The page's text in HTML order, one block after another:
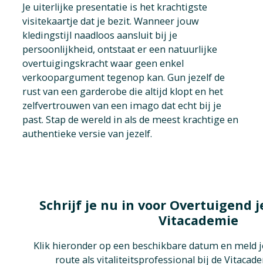
Je uiterlijke presentatie is het krachtigste
visitekaartje dat je bezit. Wanneer jouw
kledingstijl naadloos aansluit bij je
persoonlijkheid, ontstaat er een natuurlijke
overtuigingskracht waar geen enkel
verkoopargument tegenop kan. Gun jezelf de
rust van een garderobe die altijd klopt en het
zelfvertrouwen van een imago dat echt bij je
past. Stap de wereld in als de meest krachtige en
authentieke versie van jezelf.
Schrijf je nu in voor Overtuigend
Vitacademie
Klik hieronder op een beschikbare datum en meld
route als vitaliteitsprofessional bij de